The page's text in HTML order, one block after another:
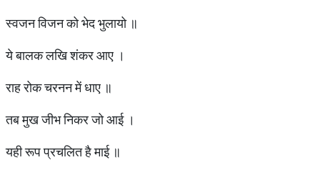
स्वजन विजन को भेद भुलायो ॥
ये बालक लखि शंकर आए ।
राह रोक चरनन में धाए ॥
तब मुख जीभ निकर जो आई ।
यही रूप प्रचलित है माई ॥